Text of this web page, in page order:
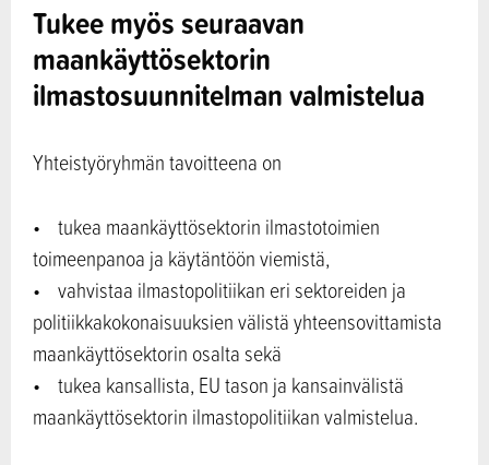
Tukee myös seuraavan
maankäyttösektorin
ilmastosuunnitelman valmistelua
Yhteistyöryhmän tavoitteena on
• tukea maankäyttösektorin ilmastotoimien
toimeenpanoa ja käytäntöön viemistä,
• vahvistaa ilmastopolitiikan eri sektoreiden ja
politiikkakokonaisuuksien välistä yhteensovittamista
maankäyttösektorin osalta sekä
• tukea kansallista, EU tason ja kansainvälistä
maankäyttösektorin ilmastopolitiikan valmistelua.